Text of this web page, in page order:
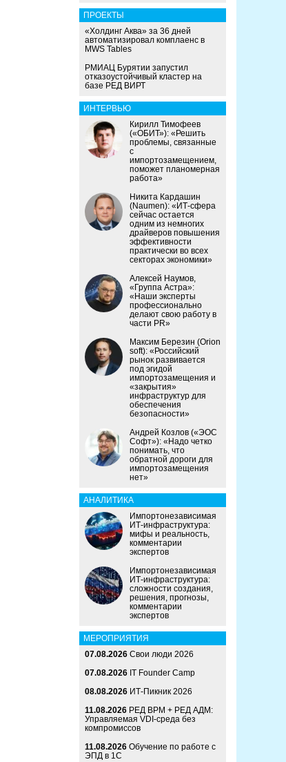
ПРОЕКТЫ
«Холдинг Аква» за 36 дней
автоматизировал комплаенс в
MWS Tables
РМИАЦ Бурятии запустил
отказоустойчивый кластер на
базе РЕД ВИРТ
ИНТЕРВЬЮ
Кирилл Тимофеев
(«ОБИТ»): «Решить
проблемы, связанные
с
импортозамещением,
поможет планомерная
работа»
Никита Кардашин
(Naumen): «ИТ-сфера
сейчас остается
одним из немногих
драйверов повышения
эффективности
практически во всех
секторах экономики»
Алексей Наумов,
«Группа Астра»:
«Наши эксперты
профессионально
делают свою работу в
части PR»
Максим Березин (Orion
soft): «Российский
рынок развивается
под эгидой
импортозамещения и
«закрытия»
инфраструктур для
обеспечения
безопасности»
Андрей Козлов («ЭОС
Софт»): «Надо четко
понимать, что
обратной дороги для
импортозамещения
нет»
АНАЛИТИКА
Импортонезависимая
ИТ-инфраструктура:
мифы и реальность,
комментарии
экспертов
Импортонезависимая
ИТ-инфраструктура:
сложности создания,
решения, прогнозы,
комментарии
экспертов
МЕРОПРИЯТИЯ
07.08.2026 Свои люди 2026
07.08.2026 IT Founder Camp
08.08.2026 ИТ-Пикник 2026
11.08.2026 РЕД ВРМ + РЕД АДМ:
Управляемая VDI-среда без
компромиссов
11.08.2026 Обучение по работе с
ЭПД в 1С